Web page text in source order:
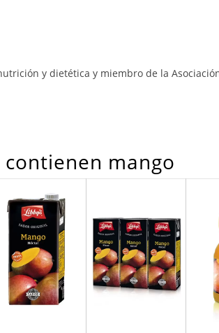
y dietética y miembro de la
contienen mango